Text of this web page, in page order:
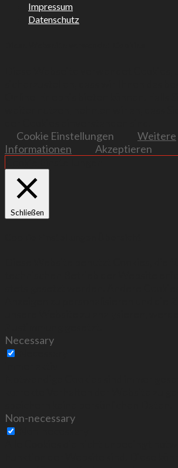
Impressum
Datenschutz
Cookie Einstellungen
Weitere
Informationen
Akzeptieren
Schließen
Necessary
Non-necessary